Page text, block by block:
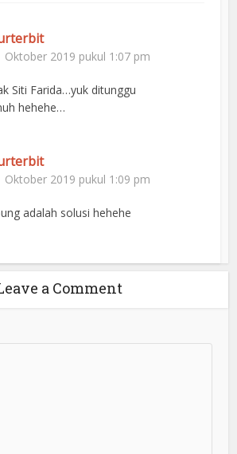
Oktober 2019 pukul 1:07 pm
Siti Farida…yuk ditunggu
hehehe…
Oktober 2019 pukul 1:09 pm
adalah solusi hehehe
a Comment